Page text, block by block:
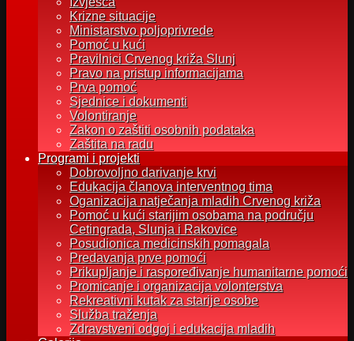
Krizne situacije
Ministarstvo poljoprivrede
Pomoć u kući
Pravilnici Crvenog križa Slunj
Pravo na pristup informacijama
Prva pomoć
Sjednice i dokumenti
Volontiranje
Zakon o zaštiti osobnih podataka
Zaštita na radu
Programi i projekti
Dobrovoljno darivanje krvi
Edukacija članova interventnog tima
Oganizacija natječanja mladih Crvenog križa
Pomoć u kući starijim osobama na području
Cetingrada, Slunja i Rakovice
Posudionica medicinskih pomagala
Predavanja prve pomoći
Prikupljanje i raspoređivanje humanitarne pomoći
Promicanje i organizacija volonterstva
Rekreativni kutak za starije osobe
Služba traženja
Zdravstveni odgoj i edukacija mladih